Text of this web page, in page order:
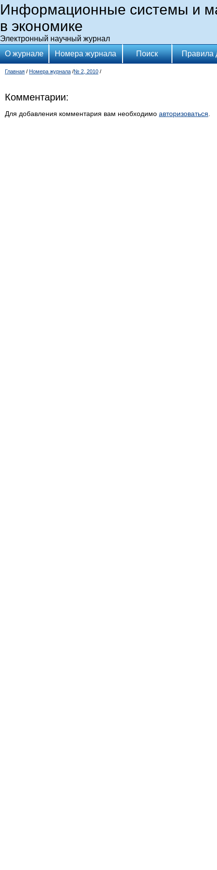
Информационные системы и
в экономике
Электронный научный журнал
О журнале
Номера журнала Поиск Правила
Главная / Номера журнала /№ 2, 2010 /
Комментарии:
Для добавления комментария вам необходимо авторизоваться